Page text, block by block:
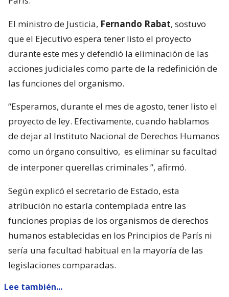
El ministro de Justicia, Fernando Rabat, sostuvo
que el Ejecutivo espera tener listo el proyecto
durante este mes y defendió la eliminación de las
acciones judiciales como parte de la redefinición de
las funciones del organismo.
“Esperamos, durante el mes de agosto, tener listo el
proyecto de ley. Efectivamente, cuando hablamos
de dejar al Instituto Nacional de Derechos Humanos
como un órgano consultivo, es eliminar su facultad
de interponer querellas criminales ”, afirmó.
Según explicó el secretario de Estado, esta
atribución no estaría contemplada entre las
funciones propias de los organismos de derechos
humanos establecidas en los Principios de París ni
sería una facultad habitual en la mayoría de las
legislaciones comparadas.
Lee también...